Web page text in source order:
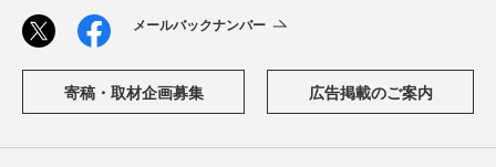
メールバックナンバー
寄稿・取材企画募集 広告掲載のご案内